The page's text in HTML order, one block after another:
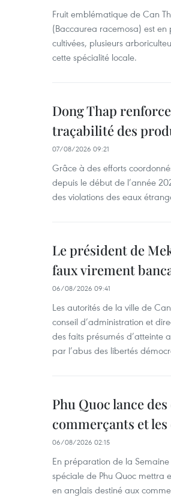
Fruit emblématique de Can
(Baccaurea racemosa) est
cultivées, plusieurs
cette spécialité locale.
Dong Thap
traçabilité des
07/08/2026 09:21
Grâce à des efforts
depuis le début de l’année
des violations des eaux
Le président de
faux virement
06/08/2026 09:41
Les autorités de la ville de
conseil d’administration et
des faits présumés d’atteinte
par l’abus des libertés
Phu Quoc lance
commerçants et les
06/08/2026 02:15
En préparation de la
spéciale de Phu Quoc
en anglais destiné aux